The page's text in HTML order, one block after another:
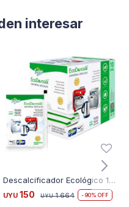
interesar
Descalcificador Ecológico 10 Sobres Limpiador Cafeteras Jarras Lavavajillas y Mas
UYU 150 UYU 1.664 90